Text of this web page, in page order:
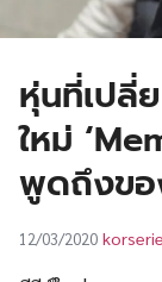
หุ่นที่เปลี่
ใหม่
พูดถึงขอ
12/03/2020